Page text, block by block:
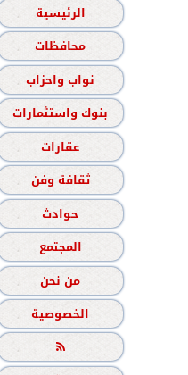
الرئيسية
محافظات
نواب واحزاب
بنوك واستثمارات
عقارات
ثقافة وفن
حوادث
المجتمع
من نحن
الخصوصية
